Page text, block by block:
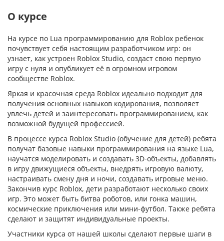
О курсе
На курсе по Lua программированию для Roblox ребенок
почувствует себя настоящим разработчиком игр: он
узнает, как устроен Roblox Studio, создаст свою первую
игру с нуля и опубликует её в огромном игровом
сообществе Roblox.
Яркая и красочная среда Roblox идеально подходит для
получения основных навыков кодирования, позволяет
увлечь детей и заинтересовать программированием, как
возможной будущей профессией.
В процессе курса Roblox Studio (обучение для детей) ребята
получат базовые навыки программирования на языке Lua,
научатся моделировать и создавать 3D-объекты, добавлять
в игру движущиеся объекты, внедрять игровую валюту,
настраивать смену дня и ночи, создавать игровые меню.
Закончив курс Roblox, дети разработают несколько своих
игр. Это может быть битва роботов, или гонка машин,
космические приключения или мини-футбол. Также ребята
сделают и защитят индивидуальные проекты.
Участники курса от нашей школы сделают первые шаги в